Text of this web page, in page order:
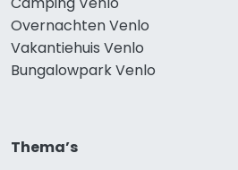
Overnachten Venlo
Vakantiehuis Venlo
Bungalowpark Venlo
Thema’s